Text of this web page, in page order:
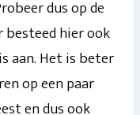
dus op de
hier ook
aan. Het is beter
op een paar
en dus ook